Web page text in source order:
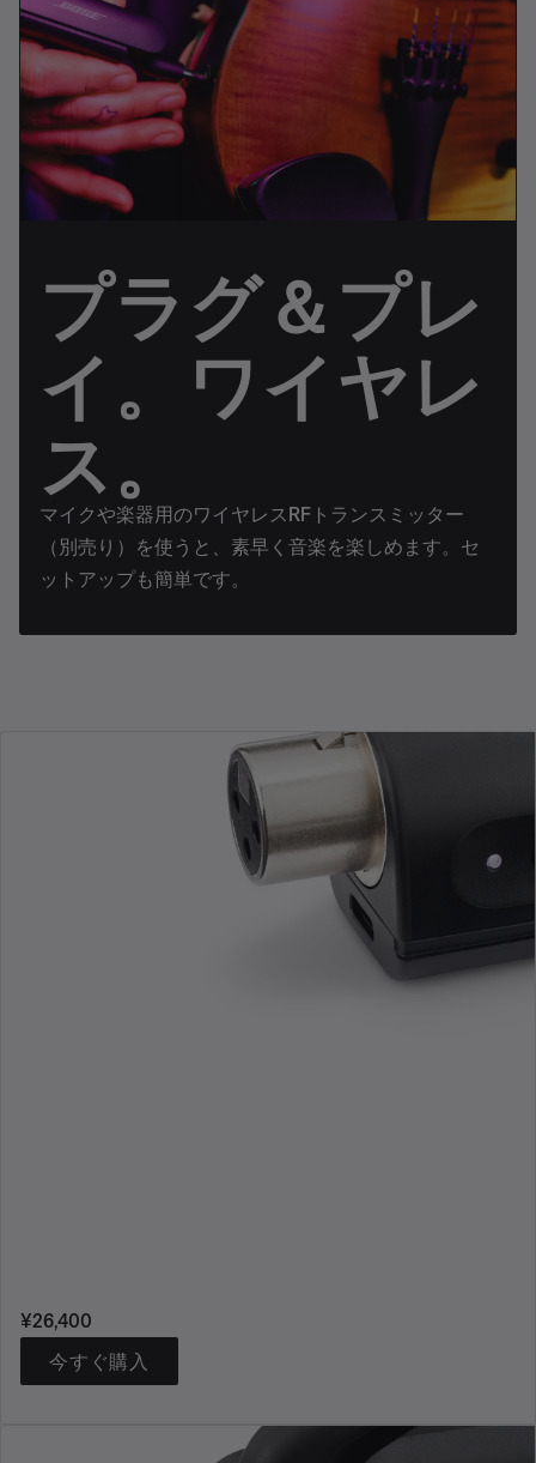
プラグ＆プレ
イ。ワイヤレ
ス。
マイクや楽器用のワイヤレスRFトランスミッター
（別売り）を使うと、素早く音楽を楽しめます。セ
ットアップも簡単です。
価格:
¥26,400
今すぐ購入